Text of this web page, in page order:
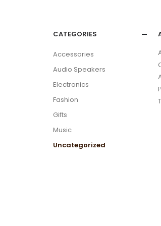
CATEGORIES
Accessories
Audio Speakers
Electronics
Fashion
Gifts
Music
Uncategorized